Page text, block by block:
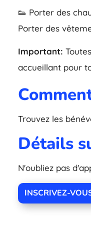
👟 Porter des
Porter des
Important:
accueillant pour
Trouvez les
Détails
N'oubliez pas
INSCRIVEZ-